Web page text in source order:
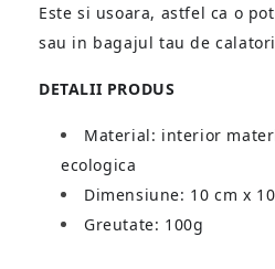
Este si usoara, astfel ca o
sau in bagajul tau de
DETALII PRODUS
Material: interior
ecologica
Dimensiune: 10 cm x
Greutate: 100g